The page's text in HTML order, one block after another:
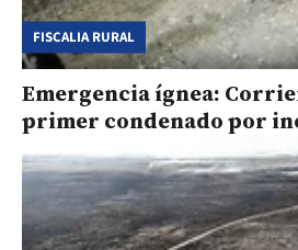
FISCALIA RURAL
Emergencia ígnea:
primer condenado por